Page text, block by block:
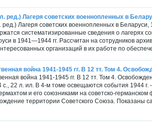
ред.) Лагеря советских военнопленных в
Лагеря советских военнопленных в
систематизированные сведения о лагерях
в 1941—1944 гг. Рассчитан на сотрудников
организаций в их работе по
война 1941-1945 гг. В 12 тт. Том 4.
война 1941-1945 гг. В 12 тт. Том 4.
22 л. ил. В 4-м томе освещаются события 1944
и его союзниками на советско-
территории Советского Союза. Показаны